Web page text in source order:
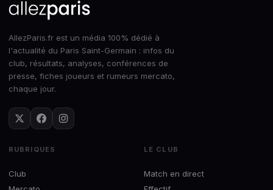
AllezParis.fr est un média 100% dédié à
l'actualité du Paris Saint-Germain : infos du
club, résultats, analyses, conférences de
presse, fiches joueurs et rumeurs mercato,
chaque jour.
RUBRIQUES
Club
LE CLUB
Match en direct